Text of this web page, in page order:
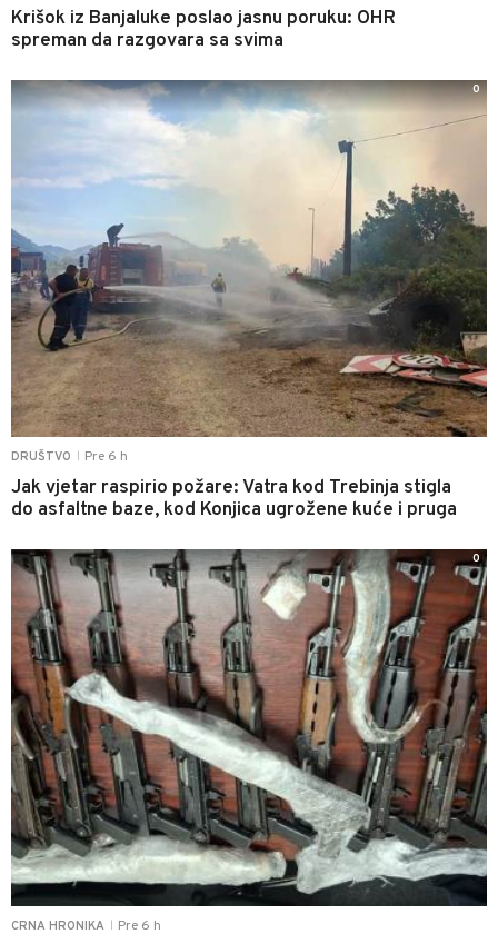
Krišok iz Banjaluke poslao jasnu poruku: OHR
spreman da razgovara sa svima
DRUŠTVO Pre 6 h
Jak vjetar raspirio požare: Vatra kod Trebinja stigla
do asfaltne baze, kod Konjica ugrožene kuće i pruga
0
CRNA HRONIKA Pre 6 h
0